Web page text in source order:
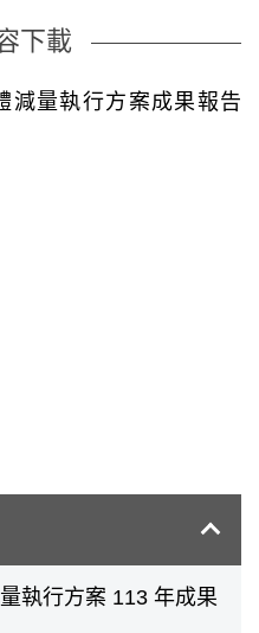
下載
減量執行方案成果報告
執行方案 113 年成果